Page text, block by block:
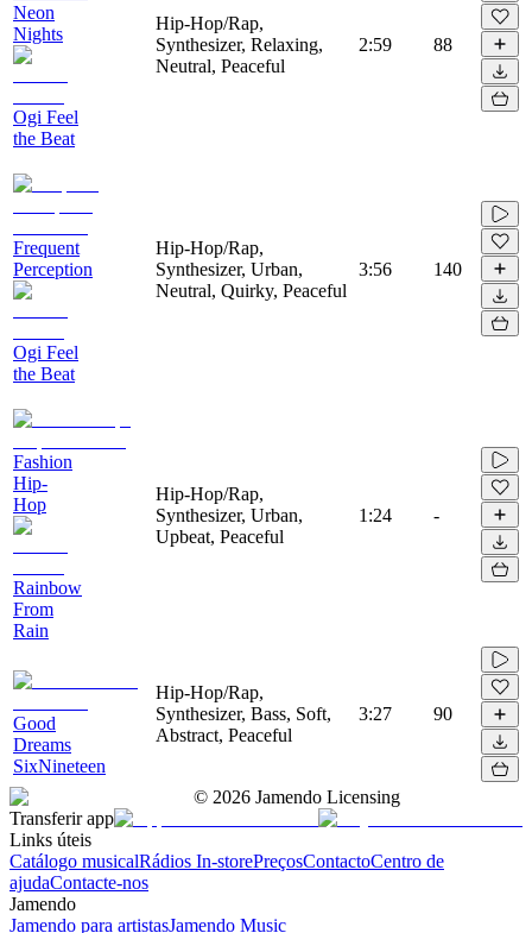
Neon
Nights
Ogi Feel
the Beat
Hip-Hop/Rap,
Synthesizer, Relaxing,
Neutral, Peaceful
2:59 88
Frequent
Perception
Ogi Feel
the Beat
Hip-Hop/Rap,
Synthesizer, Urban,
Neutral, Quirky, Peaceful
3:56 140
Fashion
Hip-
Hop
Rainbow
From
Rain
Hip-Hop/Rap,
Synthesizer, Urban,
Upbeat, Peaceful
1:24 -
Good
Dreams
SixNineteen
Hip-Hop/Rap,
Synthesizer, Bass, Soft,
Abstract, Peaceful
3:27 90
© 2026 Jamendo Licensing
Transferir app
Links úteis
Catálogo musicalRádios In-storePreçosContactoCentro de
ajudaContacte-nos
Jamendo
Jamendo para artistasJamendo Music